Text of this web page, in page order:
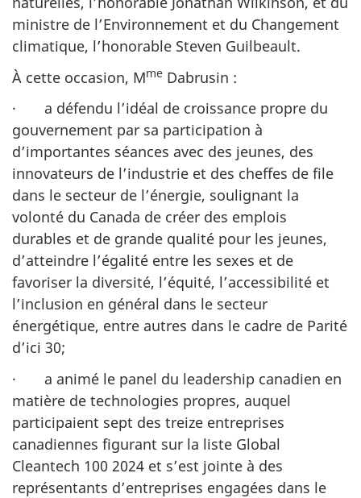
ministre de l’Environnement et du Changement
climatique, l’honorable Steven Guilbeault.
À cette occasion, Mme Dabrusin :
· a défendu l’idéal de croissance propre du
gouvernement par sa participation à
d’importantes séances avec des jeunes, des
innovateurs de l’industrie et des cheffes de file
dans le secteur de l’énergie, soulignant la
volonté du Canada de créer des emplois
durables et de grande qualité pour les jeunes,
d’atteindre l’égalité entre les sexes et de
favoriser la diversité, l’équité, l’accessibilité et
l’inclusion en général dans le secteur
énergétique, entre autres dans le cadre de Parité
d’ici 30;
· a animé le panel du leadership canadien en
matière de technologies propres, auquel
participaient sept des treize entreprises
canadiennes figurant sur la liste Global
Cleantech 100 2024 et s’est jointe à des
représentants d’entreprises engagées dans le